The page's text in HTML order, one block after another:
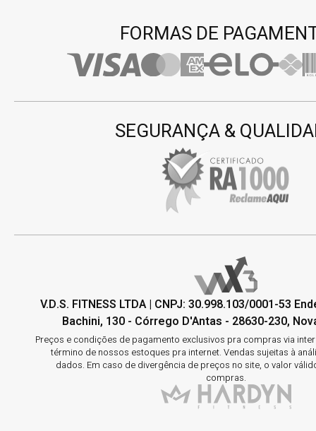
SEGURANÇA &
FORMAS DE
V.D.S. FITNESS LTDA | CNPJ: 30.998.103/0001-53
Bachini, 130 - Córrego D'Antas - 28630-230,
Preços e condições de pagamento exclusivos pra compras via
término de nossos estoques pra internet. Vendas sujeitas à
dados. Em caso de divergência de preços no site, o valor
compras.